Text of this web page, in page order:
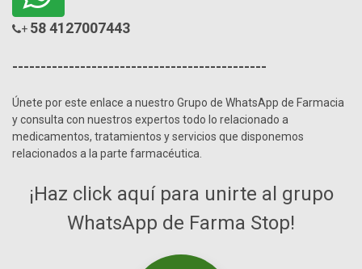
+ 58 4127007443
---------------------------------------------
Únete por este enlace a nuestro Grupo de WhatsApp de Farmacia
y consulta con nuestros expertos todo lo relacionado a
medicamentos, tratamientos y servicios que disponemos
relacionados a la parte farmacéutica.
¡Haz click aquí para unirte al grupo
WhatsApp de Farma Stop!